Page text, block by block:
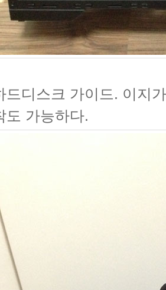
드디스크 가이드. 이지
도 가능하다.